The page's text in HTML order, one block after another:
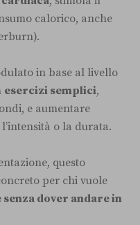
calorico, anche
in base al livello
esercizi semplici,
e aumentare
o la durata.
questo
per chi vuole
dover andare in